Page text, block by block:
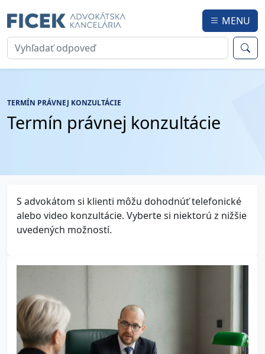
MENU
TERMÍN PRÁVNEJ KONZULTÁCIE
Termín právnej konzultácie
S advokátom si klienti môžu dohodnúť telefonické
alebo video konzultácie. Vyberte si niektorú z nižšie
uvedených možností.